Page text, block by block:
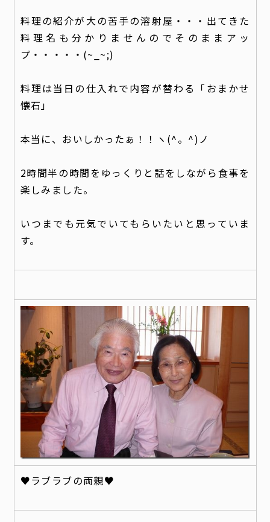
料理の紹介が大の苦手の溶射屋・・・出てきた
料理名も分かりませんのでそのままアッ
プ・・・・・(~_~;)
料理は当日の仕入れで内容が替わる「おまかせ
懐石」
本当に、おいしかったぁ！！ヽ(^。^)ノ
2時間半の時間をゆっくりと話をしながら食事を
楽しみました。
いつまでも元気でいてもらいたいと思っていま
す。
♥ラブラブの両親♥